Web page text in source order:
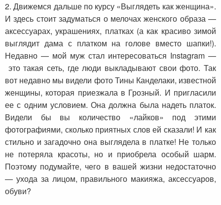
2. Движемся дальше по курсу «Выглядеть как женщина».
И здесь стоит задуматься о мелочах женского образа —
аксессуарах, украшениях, платках (а как красиво зимой
выглядит дама с платком на голове вместо шапки!).
Недавно — мой муж стал интересоваться Instagram —
это такая сеть, где люди выкладывают свои фото. Так
вот недавно мы видели фото Тины Канделаки, известной
женщины, которая приезжала в Грозный. И пригласили
ее с одним условием. Она должна была надеть платок.
Видели бы вы количество «лайков» под этими
фотографиями, сколько приятных слов ей сказали! И как
стильно и загадочно она выглядела в платке! Не только
не потеряла красоты, но и приобрела особый шарм.
Поэтому подумайте, чего в вашей жизни недостаточно
— ухода за лицом, правильного макияжа, аксессуаров,
обуви?